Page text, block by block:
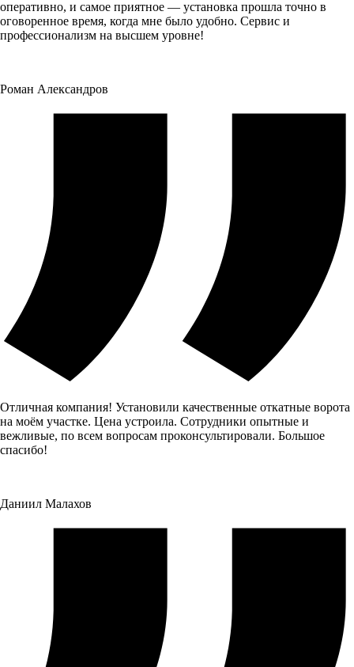
оперативно, и самое приятное — установка прошла точно в
оговоренное время, когда мне было удобно. Сервис и
профессионализм на высшем уровне!
Роман Александров
Отличная компания! Установили качественные откатные ворота
на моём участке. Цена устроила. Сотрудники опытные и
вежливые, по всем вопросам проконсультировали. Большое
спасибо!
Даниил Малахов